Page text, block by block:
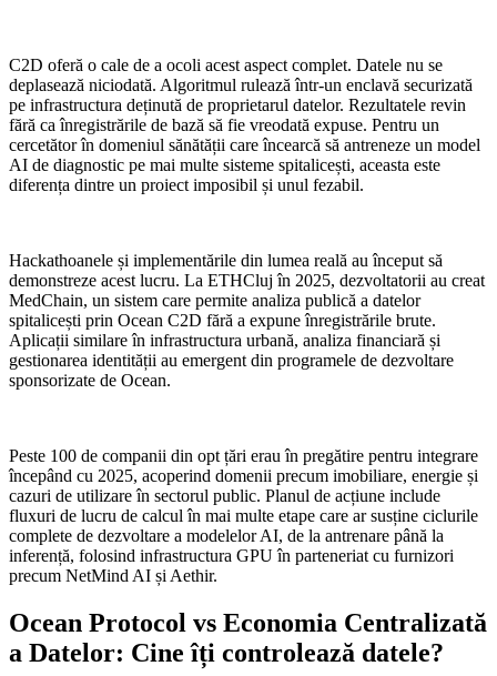
C2D oferă o cale de a ocoli acest aspect complet. Datele nu se
deplasează niciodată. Algoritmul rulează într-un enclavă securizată
pe infrastructura deținută de proprietarul datelor. Rezultatele revin
fără ca înregistrările de bază să fie vreodată expuse. Pentru un
cercetător în domeniul sănătății care încearcă să antreneze un model
AI de diagnostic pe mai multe sisteme spitalicești, aceasta este
diferența dintre un proiect imposibil și unul fezabil.
Hackathoanele și implementările din lumea reală au început să
demonstreze acest lucru. La ETHCluj în 2025, dezvoltatorii au creat
MedChain, un sistem care permite analiza publică a datelor
spitalicești prin Ocean C2D fără a expune înregistrările brute.
Aplicații similare în infrastructura urbană, analiza financiară și
gestionarea identității au emergent din programele de dezvoltare
sponsorizate de Ocean.
Peste 100 de companii din opt țări erau în pregătire pentru integrare
începând cu 2025, acoperind domenii precum imobiliare, energie și
cazuri de utilizare în sectorul public. Planul de acțiune include
fluxuri de lucru de calcul în mai multe etape care ar susține ciclurile
complete de dezvoltare a modelelor AI, de la antrenare până la
inferență, folosind infrastructura GPU în parteneriat cu furnizori
precum NetMind AI și Aethir.
Ocean Protocol vs Economia Centralizată
a Datelor: Cine îți controlează datele?